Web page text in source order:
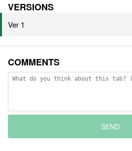
VERSIONS
Ver 1
COMMENTS
SEND